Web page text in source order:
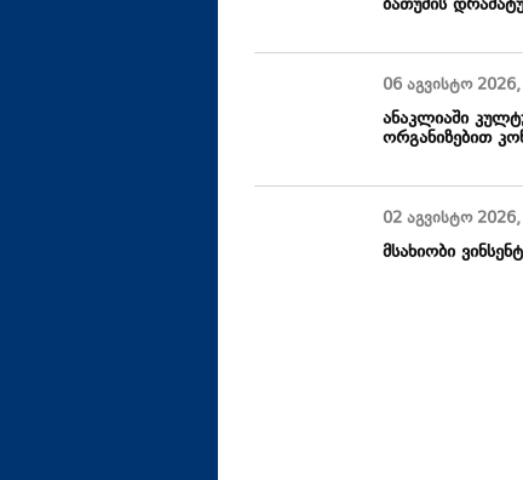
ბათუმის
06 აგვისტო 2026
ანაკლიაში
ორგანიზებით
02 აგვისტო 2026,
მსახიობი